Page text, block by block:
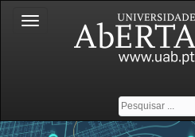
Toggle
navigation